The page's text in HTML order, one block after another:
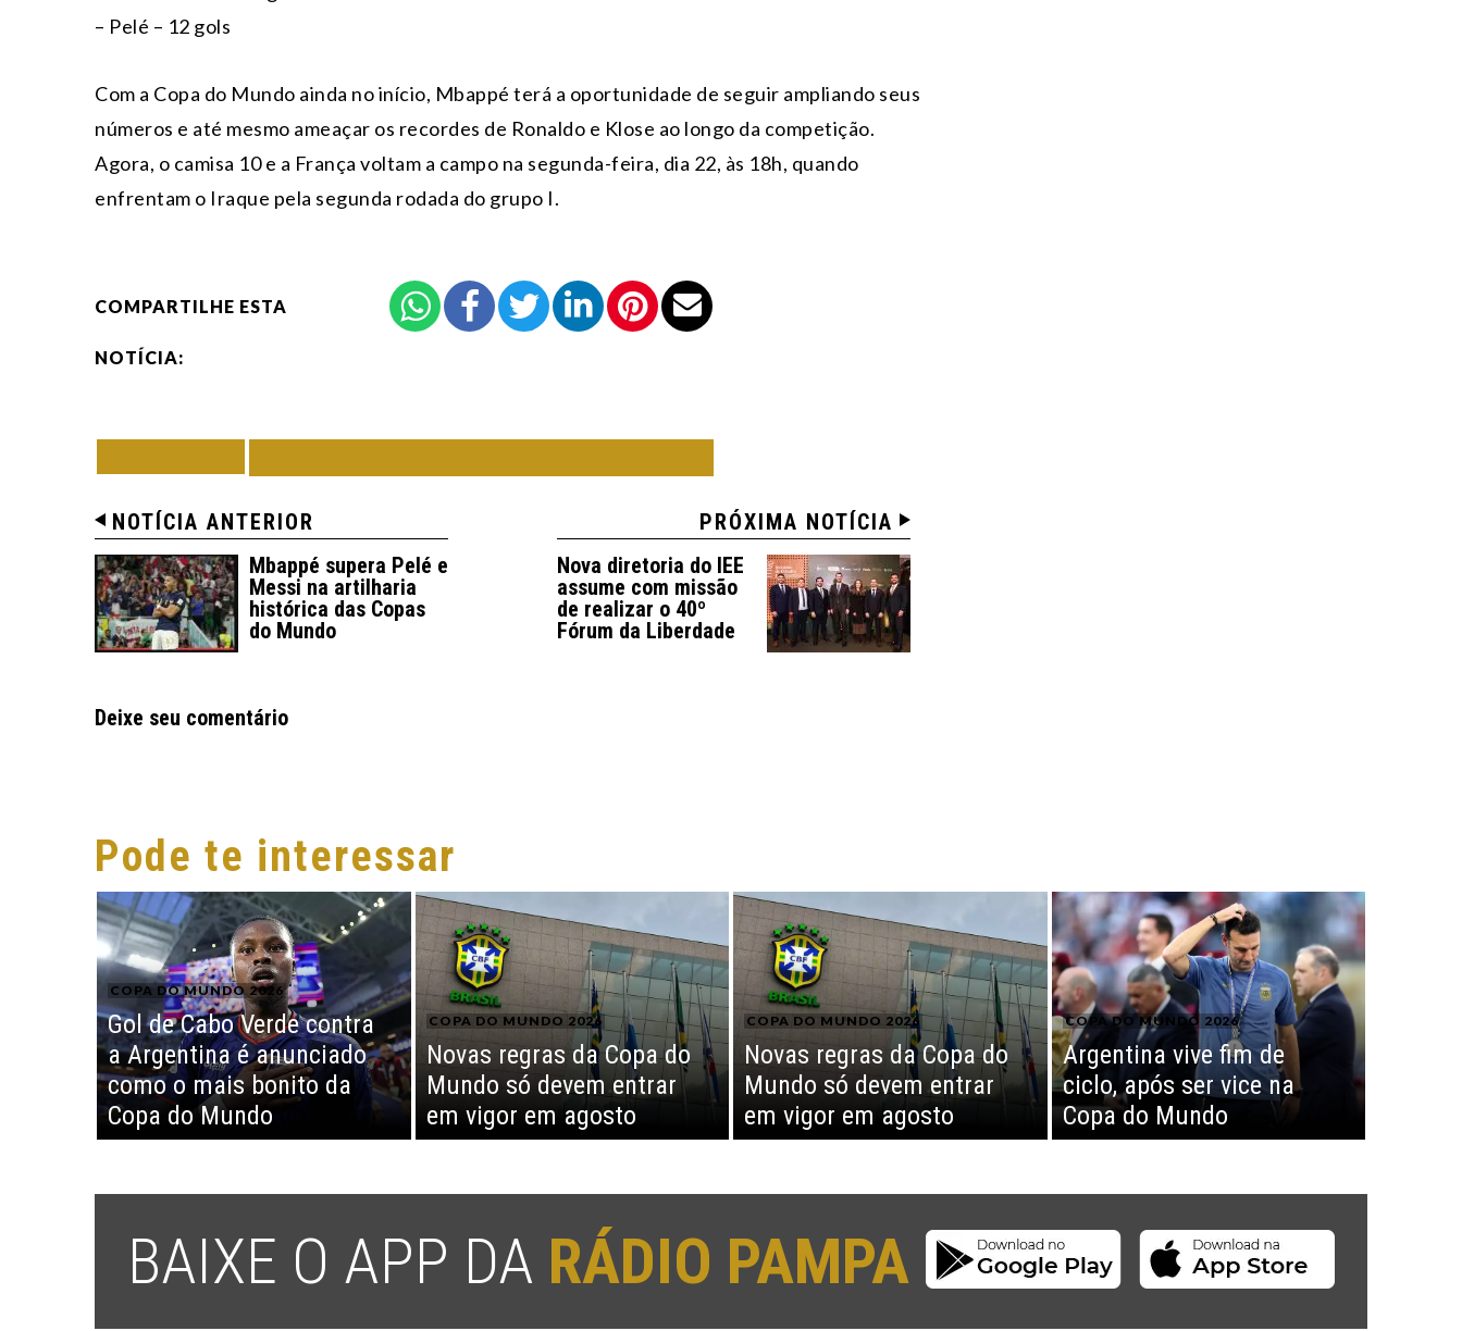
– Pelé – 12 gols
Com a Copa do Mundo ainda no início, Mbappé terá a oportunidade de seguir ampliando seus
números e até mesmo ameaçar os recordes de Ronaldo e Klose ao longo da competição.
Agora, o camisa 10 e a França voltam a campo na segunda-feira, dia 22, às 18h, quando
enfrentam o Iraque pela segunda rodada do grupo I.
COMPARTILHE ESTA
NOTÍCIA:
NOTÍCIA ANTERIOR
Mbappé supera Pelé e
Messi na artilharia
histórica das Copas
do Mundo
PRÓXIMA NOTÍCIA
Nova diretoria do IEE
assume com missão
de realizar o 40º
Fórum da Liberdade
Deixe seu comentário
Pode te interessar
COPA DO MUNDO 2026
Gol de Cabo Verde contra
a Argentina é anunciado
como o mais bonito da
Copa do Mundo
COPA DO MUNDO 2026
Novas regras da Copa do
Mundo só devem entrar
em vigor em agosto
COPA DO MUNDO 2026
Novas regras da Copa do
Mundo só devem entrar
em vigor em agosto
COPA DO MUNDO 2026
Argentina vive fim de
ciclo, após ser vice na
Copa do Mundo
BAIXE O APP DA RÁDIO PAMPA